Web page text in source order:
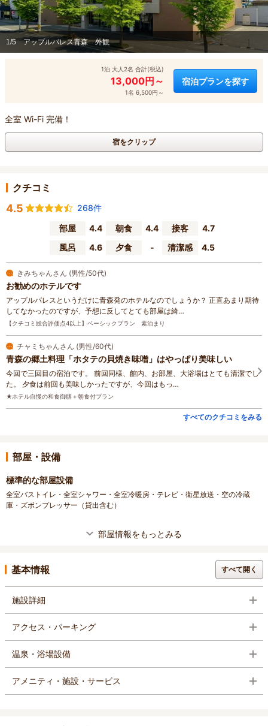
1/5 アップルパレス青森 外観
1泊 大人2名 合計(税込)
13,000円～
1名 6,500円～
宿泊プランを探す
全室 Wi-Fi 完備！
宿をクリップ
クチコミ
4.5
268件
部屋
4.4 朝食 4.4 接客
4.7
風呂
4.6 夕食 - 清潔感 4.5
きみちゃんさん (男性/50代)
お勧めのホテルです
アップルパレスというだけに青森発のホテルなのでしょうか？ 正直あまり期待
してなかったのですが、予想に反してとても部屋は綺…
【クチコミ総合評価点4以上】ベーシックプラン 素泊まり
チャミちゃんさん (男性/60代)
青森の郷土料理「ホタテの貝焼き味噌」はやっぱり美味しい
今回で三回目の宿泊です。 前回同様、館内、お部屋、大浴場はとても清潔でし
た。 夕食は前回も美味しかったですが、今回はもっ…
★ホテル自慢の和食御膳＋朝食付プラン
すべてのクチコミをみる
部屋・設備
標準的な部屋設備
全室バストイレ・全室シャワー・全室冷暖房・テレビ・衛星放送・空の冷蔵
庫・ズボンプレッサー（貸出含む）
部屋情報をもっとみる
基本情報 すべて開く
施設詳細
アクセス・パーキング
温泉・浴場設備
アメニティ・施設・サービス